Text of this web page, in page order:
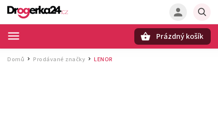
Prázdný košík
Domů / Prodávané značky / LENOR